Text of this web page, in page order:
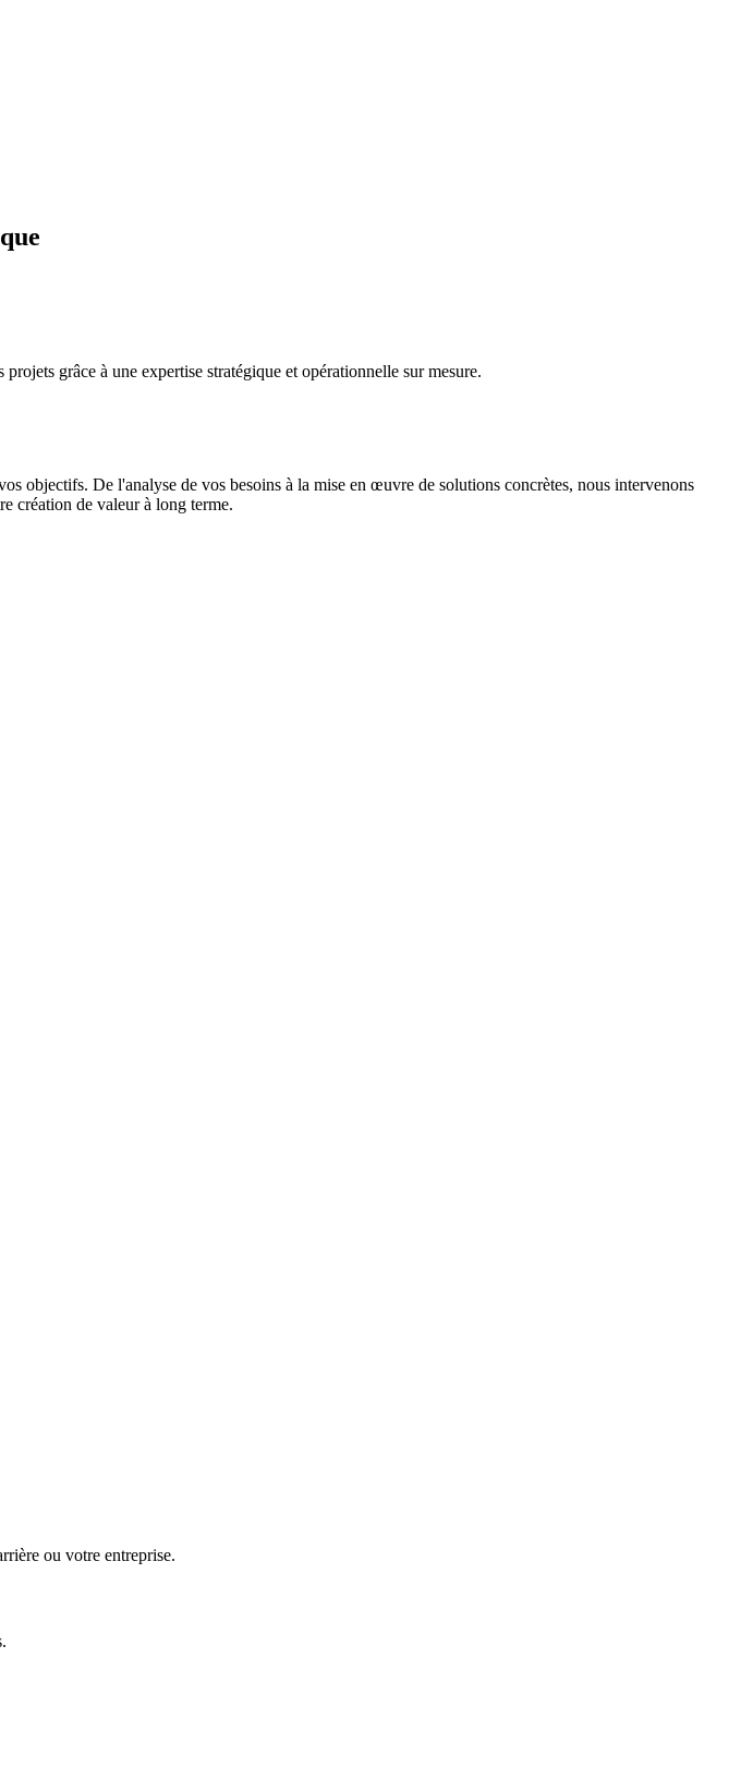
grâce à une expertise stratégique et opérationnelle sur mesure.
objectifs. De l'analyse de vos besoins à la mise en œuvre de solutions concrètes, nous intervenons
création de valeur à long terme.
ou votre entreprise.